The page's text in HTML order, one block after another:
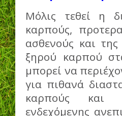
Μόλις τεθεί η
καρπούς,
ασθενούς και
ξηρού καρπού
μπορεί να
για πιθανά
καρπούς και
ενδεχόμενης